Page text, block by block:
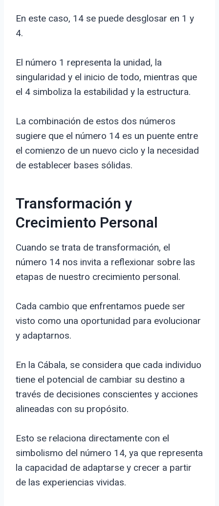
En este caso, 14 se puede desglosar en 1 y
4.
El número 1 representa la unidad, la
singularidad y el inicio de todo, mientras que
el 4 simboliza la estabilidad y la estructura.
La combinación de estos dos números
sugiere que el número 14 es un puente entre
el comienzo de un nuevo ciclo y la necesidad
de establecer bases sólidas.
Transformación y
Crecimiento Personal
Cuando se trata de transformación, el
número 14 nos invita a reflexionar sobre las
etapas de nuestro crecimiento personal.
Cada cambio que enfrentamos puede ser
visto como una oportunidad para evolucionar
y adaptarnos.
En la Cábala, se considera que cada individuo
tiene el potencial de cambiar su destino a
través de decisiones conscientes y acciones
alineadas con su propósito.
Esto se relaciona directamente con el
simbolismo del número 14, ya que representa
la capacidad de adaptarse y crecer a partir
de las experiencias vividas.